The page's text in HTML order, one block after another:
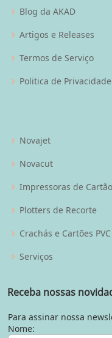
Blog da AKAD
Artigos e Releases
Termos de Serviço
Politica de Privacidade
Novajet
Novacut
Impressoras de Cartão
Plotters de Recorte
Crachás e Cartões PVC
Serviços
Receba nossas
Para assinar nossa
Nome: